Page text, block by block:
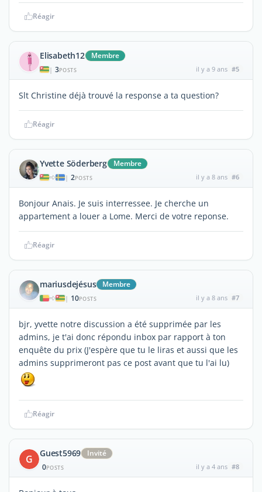
Réagir
Elisabeth12 Membre
| 3POSTS il y a 9 ans #5
Slt Christine déjà trouvé la response a ta question?
Réagir
Yvette Söderberg Membre
| 2POSTS il y a 8 ans #6
Bonjour Anais. Je suis interressee. Je cherche un
appartement a louer a Lome. Merci de votre reponse.
Réagir
mariusdejésus Membre
| 10POSTS il y a 8 ans #7
bjr, yvette notre discussion a été supprimée par les
admins, je t'ai donc répondu inbox par rapport à ton
enquête du prix (J'espère que tu le liras et aussi que les
admins supprimeront pas ce post avant que tu l'ai lu)
Réagir
G Guest5969
Invité
0POSTS il y a 4 ans #8